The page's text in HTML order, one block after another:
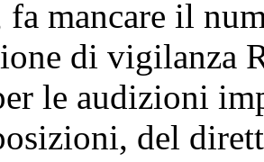
mancare il
di vigilanza
le audizioni
del